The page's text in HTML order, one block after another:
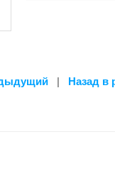
| Назад в